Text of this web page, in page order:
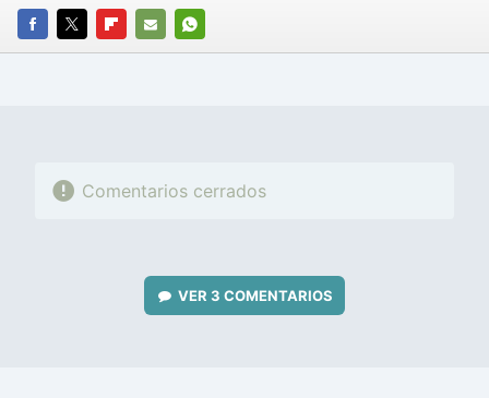
FACEBOOK
TWITTERFLIPBOARD
E-
WHATSAPP
Comentarios cerrados
VER 3 COMENTARIOS